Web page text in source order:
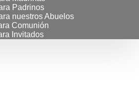
Padrinos
nuestros Abuelos
Comunión
Invitados